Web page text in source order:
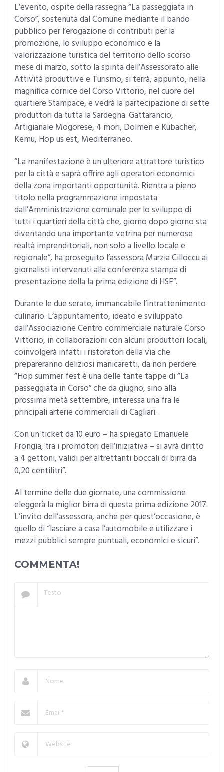
L’evento, ospite della rassegna “La passeggiata in
Corso”, sostenuta dal Comune mediante il bando
pubblico per l’erogazione di contributi per la
promozione, lo sviluppo economico e la
valorizzazione turistica del territorio dello scorso
mese di marzo, sotto la spinta dell’Assessorato alle
Attività produttive e Turismo, si terrà, appunto, nella
magnifica cornice del Corso Vittorio, nel cuore del
quartiere Stampace, e vedrà la partecipazione di sette
produttori da tutta la Sardegna: Gattarancio,
Artigianale Mogorese, 4 mori, Dolmen e Kubacher,
Kemu, Hop us est, Mediterraneo.
“La manifestazione è un ulteriore attrattore turistico
per la città e saprà offrire agli operatori economici
della zona importanti opportunità. Rientra a pieno
titolo nella programmazione impostata
dall’Amministrazione comunale per lo sviluppo di
tutti i quartieri della città che, giorno dopo giorno sta
diventando una importante vetrina per numerose
realtà imprenditoriali, non solo a livello locale e
regionale”, ha proseguito l’assessora Marzia Cilloccu ai
giornalisti intervenuti alla conferenza stampa di
presentazione della la prima edizione di HSF”.
Durante le due serate, immancabile l’intrattenimento
culinario. L’appuntamento, ideato e sviluppato
dall’Associazione Centro commerciale naturale Corso
Vittorio, in collaborazioni con alcuni produttori locali,
coinvolgerà infatti i ristoratori della via che
prepareranno deliziosi manicaretti, da non perdere.
“Hop summer fest è una delle tante tappe di “La
passeggiata in Corso” che da giugno, sino alla
prossima metà settembre, interessa una fra le
principali arterie commerciali di Cagliari.
Con un ticket da 10 euro – ha spiegato Emanuele
Frongia, tra i promotori dell’iniziativa – si avrà diritto
a 4 gettoni, validi per altrettanti boccali di birra da
0,20 centilitri”.
Al termine delle due giornate, una commissione
eleggerà la miglior birra di questa prima edizione 2017.
L’invito dell’assessora, anche per quest’occasione, è
quello di “lasciare a casa l’automobile e utilizzare i
mezzi pubblici sempre puntuali, economici e sicuri”.
COMMENTA!